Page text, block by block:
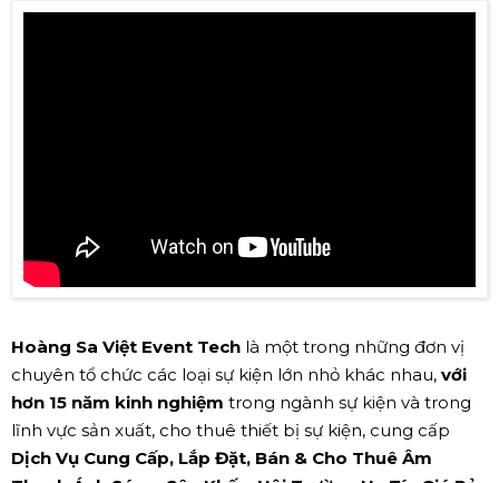
Hoàng Sa Việt Event Tech là một trong những đơn vị
chuyên tổ chức các loại sự kiện lớn nhỏ khác nhau, với
hơn 15 năm kinh nghiệm trong ngành sự kiện và trong
lĩnh vực sản xuất, cho thuê thiết bị sự kiện, cung cấp
Dịch Vụ Cung Cấp, Lắp Đặt, Bán & Cho Thuê Âm